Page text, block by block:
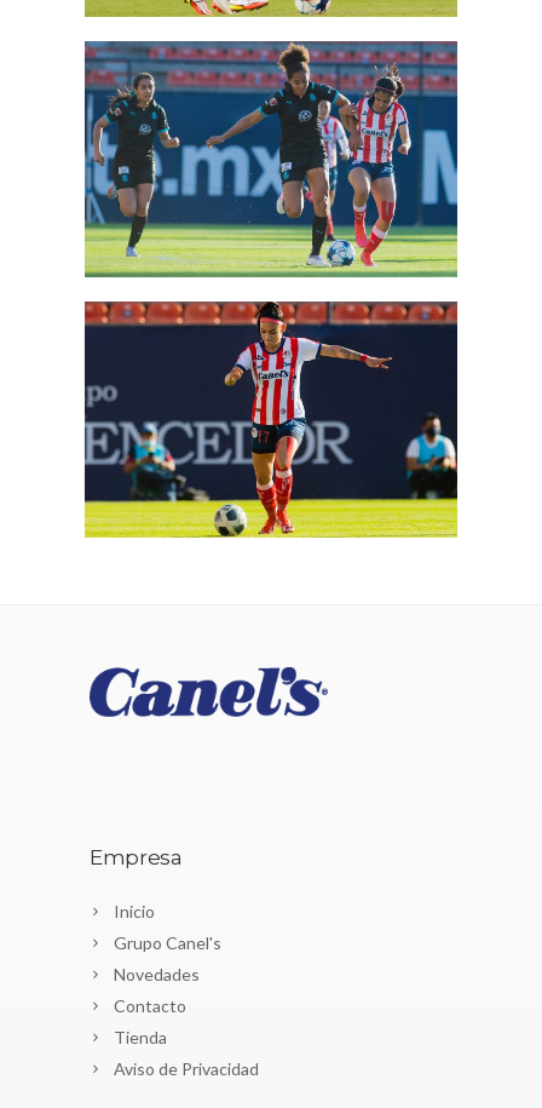
Empresa
Inicio
Grupo Canel's
Novedades
Contacto
Tienda
Aviso de Privacidad